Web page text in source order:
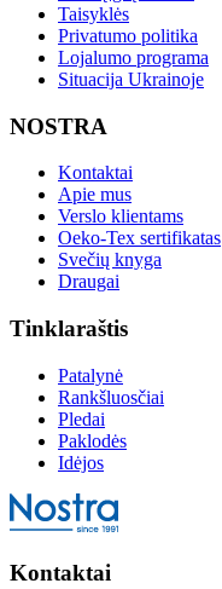
Taisyklės
Privatumo politika
Lojalumo programa
Situacija Ukrainoje
NOSTRA
Kontaktai
Apie mus
Verslo klientams
Oeko-Tex sertifikatas
Svečių knyga
Draugai
Tinklaraštis
Patalynė
Rankšluosčiai
Pledai
Paklodės
Idėjos
Kontaktai